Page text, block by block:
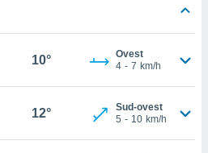
10°
Ovest
4 - 7 km/h
12°
Sud-ovest
5 - 10 km/h